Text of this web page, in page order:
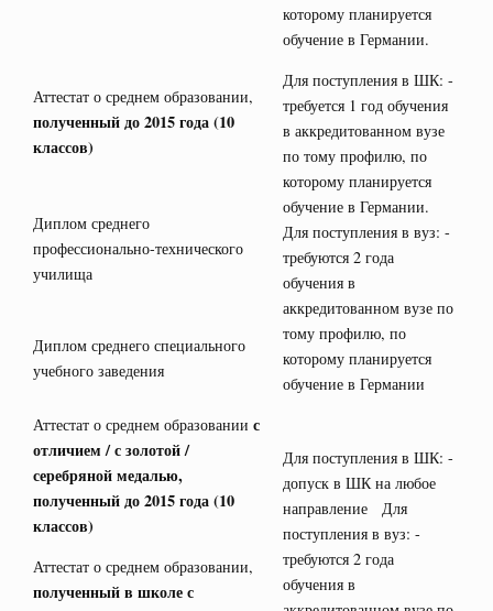
которому планируется
обучение в Германии.
Аттестат о среднем образовании,
полученный до 2015 года (10
классов)
Для поступления в ШК: -
требуется 1 год обучения
в аккредитованном вузе
по тому профилю, по
которому планируется
обучение в Германии.
Для поступления в вуз: -
требуются 2 года
обучения в
аккредитованном вузе по
тому профилю, по
которому планируется
обучение в Германии
Диплом среднего
профессионально-технического
училища
Диплом среднего специального
учебного заведения
Аттестат о среднем образовании с
отличием / с золотой /
серебряной медалью,
полученный до 2015 года (10
классов)
Для поступления в ШК: -
допуск в ШК на любое
направление Для
поступления в вуз: -
требуются 2 года
обучения в
Аттестат о среднем образовании,
полученный в школе с